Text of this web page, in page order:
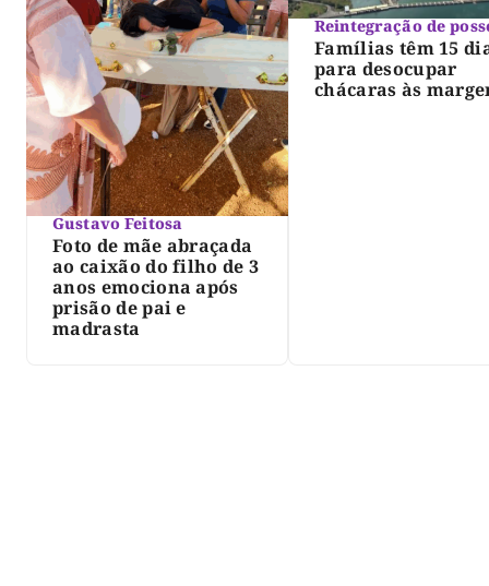
Gustavo Feitosa
Foto de mãe abraçada
ao caixão do filho de 3
anos emociona após
prisão de pai e
madrasta
Reintegração de
Famílias têm 15
para desocupar
chácaras às